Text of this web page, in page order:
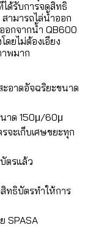
ด้รับการจดสิทธิ
ามารถไล่น้ำออก
อกจากน้ำ QB600
ยไม่ต้องเอียง
พมาก
อาดอัจฉริยะขนาด
าด 150µ/60µ
จะเก็บเศษขยะทุก
ตรแล้ว
ทธิบัตรทำให้การ
SPASA